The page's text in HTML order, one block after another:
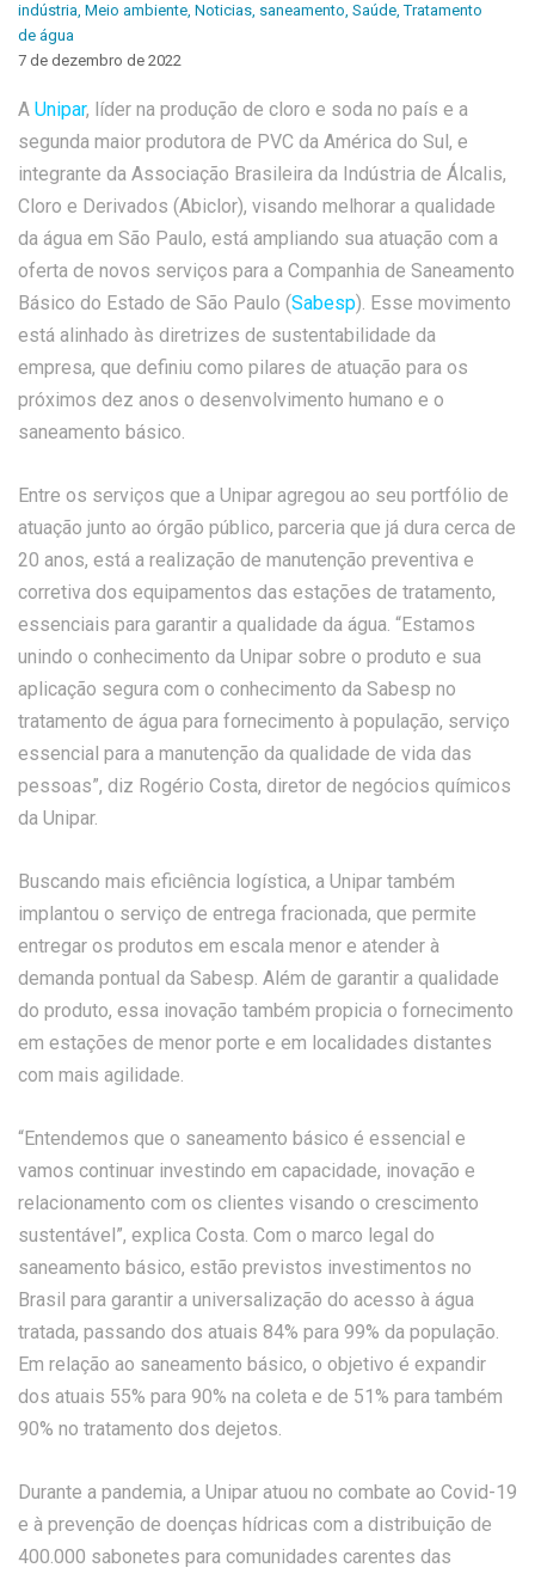
indústria, Meio ambiente, Noticias, saneamento, Saúde,Tratamento
de água
7 de dezembro de 2022
A Unipar, líder na produção de cloro e soda no país e a
segunda maior produtora de PVC da América do Sul, e
integrante da Associação Brasileira da Indústria de Álcalis,
Cloro e Derivados (Abiclor), visando melhorar a qualidade
da água em São Paulo, está ampliando sua atuação com a
oferta de novos serviços para a Companhia de Saneamento
Básico do Estado de São Paulo (Sabesp). Esse movimento
está alinhado às diretrizes de sustentabilidade da
empresa, que definiu como pilares de atuação para os
próximos dez anos o desenvolvimento humano e o
saneamento básico.
Entre os serviços que a Unipar agregou ao seu portfólio de
atuação junto ao órgão público, parceria que já dura cerca de
20 anos, está a realização de manutenção preventiva e
corretiva dos equipamentos das estações de tratamento,
essenciais para garantir a qualidade da água. “Estamos
unindo o conhecimento da Unipar sobre o produto e sua
aplicação segura com o conhecimento da Sabesp no
tratamento de água para fornecimento à população, serviço
essencial para a manutenção da qualidade de vida das
pessoas”, diz Rogério Costa, diretor de negócios químicos
da Unipar.
Buscando mais eficiência logística, a Unipar também
implantou o serviço de entrega fracionada, que permite
entregar os produtos em escala menor e atender à
demanda pontual da Sabesp. Além de garantir a qualidade
do produto, essa inovação também propicia o fornecimento
em estações de menor porte e em localidades distantes
com mais agilidade.
“Entendemos que o saneamento básico é essencial e
vamos continuar investindo em capacidade, inovação e
relacionamento com os clientes visando o crescimento
sustentável”, explica Costa. Com o marco legal do
saneamento básico, estão previstos investimentos no
Brasil para garantir a universalização do acesso à água
tratada, passando dos atuais 84% para 99% da população.
Em relação ao saneamento básico, o objetivo é expandir
dos atuais 55% para 90% na coleta e de 51% para também
90% no tratamento dos dejetos.
Durante a pandemia, a Unipar atuou no combate ao Covid-19
e à prevenção de doenças hídricas com a distribuição de
400.000 sabonetes para comunidades carentes das